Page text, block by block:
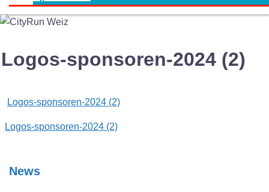
Logos-sponsoren-2024 (2)
Logos-sponsoren-2024 (2)
Post
Logos-sponsoren-2024 (2)
News